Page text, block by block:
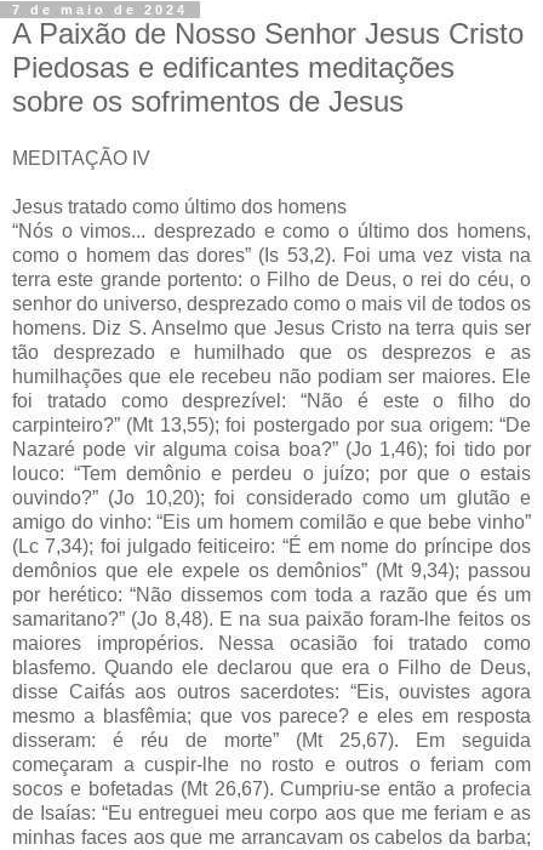
7 de maio de 2024
A Paixão de Nosso Senhor Jesus Cristo
Piedosas e edificantes meditações
sobre os sofrimentos de Jesus
MEDITAÇÃO IV
Jesus tratado como último dos homens
“Nós o vimos... desprezado e como o último dos homens,
como o homem das dores” (Is 53,2). Foi uma vez vista na
terra este grande portento: o Filho de Deus, o rei do céu, o
senhor do universo, desprezado como o mais vil de todos os
homens. Diz S. Anselmo que Jesus Cristo na terra quis ser
tão desprezado e humilhado que os desprezos e as
humilhações que ele recebeu não podiam ser maiores. Ele
foi tratado como desprezível: “Não é este o filho do
carpinteiro?” (Mt 13,55); foi postergado por sua origem: “De
Nazaré pode vir alguma coisa boa?” (Jo 1,46); foi tido por
louco: “Tem demônio e perdeu o juízo; por que o estais
ouvindo?” (Jo 10,20); foi considerado como um glutão e
amigo do vinho: “Eis um homem comilão e que bebe vinho”
(Lc 7,34); foi julgado feiticeiro: “É em nome do príncipe dos
demônios que ele expele os demônios” (Mt 9,34); passou
por herético: “Não dissemos com toda a razão que és um
samaritano?” (Jo 8,48). E na sua paixão foram-lhe feitos os
maiores impropérios. Nessa ocasião foi tratado como
blasfemo. Quando ele declarou que era o Filho de Deus,
disse Caifás aos outros sacerdotes: “Eis, ouvistes agora
mesmo a blasfêmia; que vos parece? e eles em resposta
disseram: é réu de morte” (Mt 25,67). Em seguida
começaram a cuspir-lhe no rosto e outros o feriam com
socos e bofetadas (Mt 26,67). Cumpriu-se então a profecia
de Isaías: “Eu entreguei meu corpo aos que me feriam e as
minhas faces aos que me arrancavam os cabelos da barba;